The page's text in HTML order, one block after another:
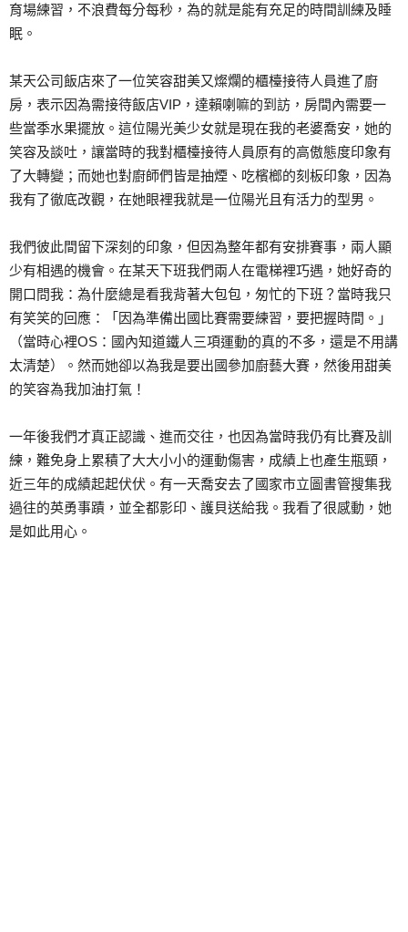
育場練習，不浪費每分每秒，為的就是能有充足的時間訓練及睡
眠。
某天公司飯店來了一位笑容甜美又燦爛的櫃檯接待人員進了廚
房，表示因為需接待飯店VIP，達賴喇嘛的到訪，房間內需要一
些當季水果擺放。這位陽光美少女就是現在我的老婆喬安，她的
笑容及談吐，讓當時的我對櫃檯接待人員原有的高傲態度印象有
了大轉變；而她也對廚師們皆是抽煙、吃檳榔的刻板印象，因為
我有了徹底改觀，在她眼裡我就是一位陽光且有活力的型男。
我們彼此間留下深刻的印象，但因為整年都有安排賽事，兩人顯
少有相遇的機會。在某天下班我們兩人在電梯裡巧遇，她好奇的
開口問我：為什麼總是看我背著大包包，匆忙的下班？當時我只
有笑笑的回應：「因為準備出國比賽需要練習，要把握時間。」
（當時心裡OS：國內知道鐵人三項運動的真的不多，還是不用講
太清楚）。然而她卻以為我是要出國參加廚藝大賽，然後用甜美
的笑容為我加油打氣！
一年後我們才真正認識、進而交往，也因為當時我仍有比賽及訓
練，難免身上累積了大大小小的運動傷害，成績上也產生瓶頸，
近三年的成績起起伏伏。有一天喬安去了國家市立圖書管搜集我
過往的英勇事蹟，並全都影印、護貝送給我。我看了很感動，她
是如此用心。